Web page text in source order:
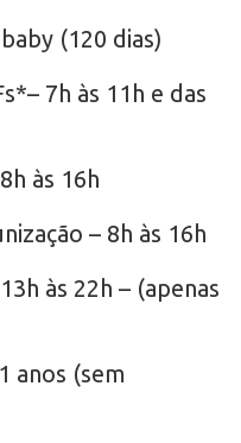
(120 dias)
7h às 11h e das
às 16h
– 8h às 16h
às 22h – (apenas
anos (sem